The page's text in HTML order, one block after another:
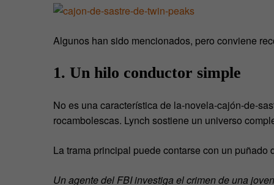
Algunos han sido mencionados, pero conviene
1. Un hilo conductor simple
No es una característica de la-novela-cajón-de-
rocambolescas. Lynch sostiene un universo
La trama principal puede contarse con un puñado
Un agente del FBI investiga el crimen de una